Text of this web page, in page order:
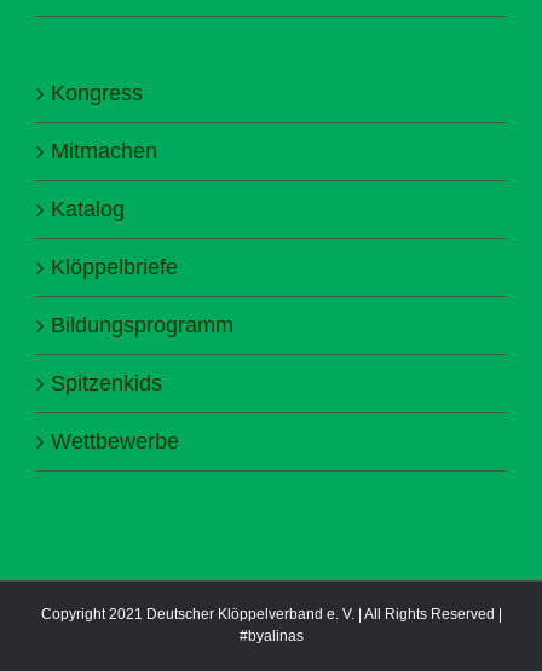
Kongress
Mitmachen
Katalog
Klöppelbriefe
Bildungsprogramm
Spitzenkids
Wettbewerbe
Copyright 2021 Deutscher Klöppelverband e. V. | All Rights Reserved |
#byalinas